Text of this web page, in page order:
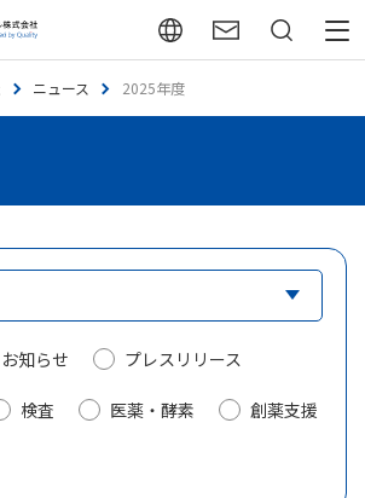
検索
ニュース 2025年度
お知らせ プレスリリース
検査 医薬・酵素 創薬支援